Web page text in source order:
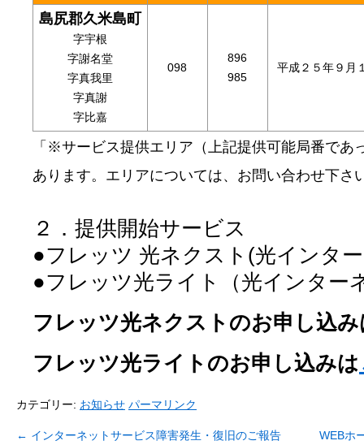
島尻郡久米島町
字宇根
字謝名堂
字真我里
字真謝
字比嘉
098
896
985
平成２５年９月
「※サービス提供エリア（上記提供可能局番であ
あります。エリアについては、お問い合わせ下さ
２．提供開始サービス
●フレッツ 光ネクスト(光インタ
●フレッツ光ライト（光インター
フレッツ光ネクストのお申し込み
フレッツ光ライトのお申し込みは
カテゴリー: お知らせ パーマリンク
← インターネットサービス障害発生・復旧のご報告 WEBホ